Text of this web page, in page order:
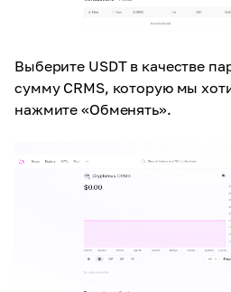
Выберите USDT в качестве
сумму CRMS, которую мы
нажмите «Обменять».